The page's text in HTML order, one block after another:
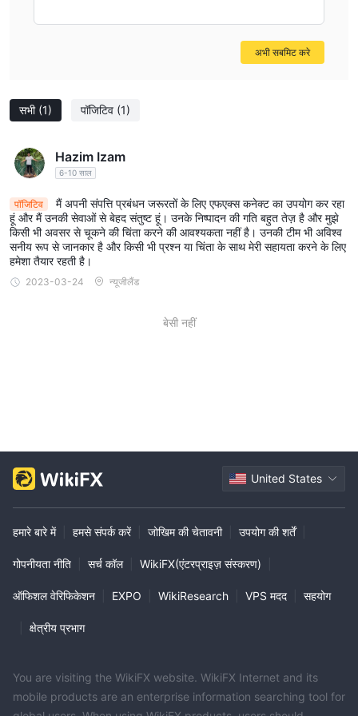
unverified platform or support standards means I would
thoroughly test any broker’s reliability before exposure to
live funds, especially in the absence of regulatory
सभी (1) पॉजिटिव (1)
Hazim Izam
6-10 साल
पॉजिटिव
मैं अपनी संपत्ति प्रबंधन जरूरतों के लिए एफएक्स कनेक्ट का उपयोग कर रहा
हूं और मैं उनकी सेवाओं से बेहद संतुष्ट हूं। उनके निष्पादन की गति बहुत तेज़ है और मुझे
किसी भी अवसर से चूकने की चिंता करने की आवश्यकता नहीं है। उनकी टीम भी अविश्व
सनीय रूप से जानकार है और किसी भी प्रश्न या चिंता के साथ मेरी सहायता करने के लिए
हमेशा तैयार रहती है।
2023-03-24 न्यूजीलैंड
बेसी नहीं
अभी सबमिट करे
United States
हमारे बारे में हमसे संपर्क करें जोखिम की चेतावनी उपयोग की शर्तें
गोपनीयता नीति सर्च कॉल WikiFX(एंटरप्राइज़ संस्करण)
ऑफिशल वेरिफिकेशन EXPO WikiResearch VPS मदद सहयोग
क्षेत्रीय प्रभाग
You are visiting the WikiFX website. WikiFX Internet and its
mobile products are an enterprise information searching tool for